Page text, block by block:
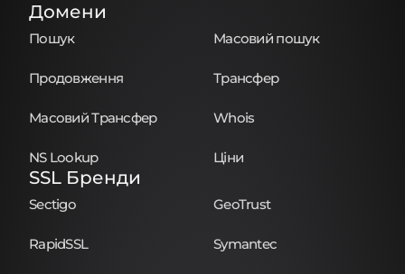
Домени
Пошук Масовий пошук
Продовження Трансфер
Масовий Трансфер Whois
NS Lookup Ціни
SSL Бренди
Sectigo GeoTrust
RapidSSL Symantec